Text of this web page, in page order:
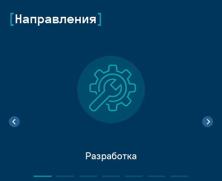
Направления
Разработка